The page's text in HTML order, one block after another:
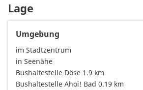
Lage
Umgebung
im Stadtzentrum
in Seenähe
Bushaltestelle Döse 1.9 km
Bushaltestelle Ahoi! Bad 0.19 km